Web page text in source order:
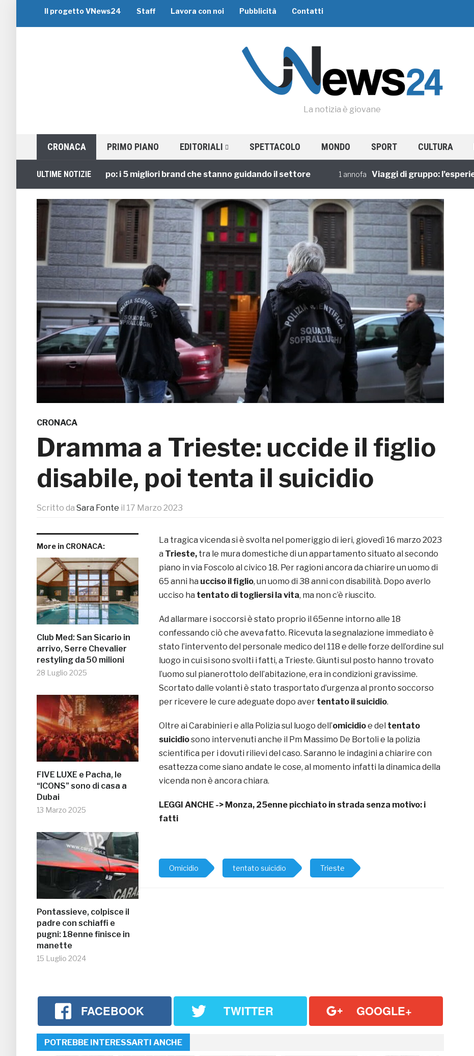
Il progetto VNews24 Staff Lavora con noi Pubblicità Contatti
La notizia è giovane
CRONACA PRIMO PIANO EDITORIALI SPETTACOLO MONDO SPORT CULTURA
ULTIME NOTIZIE
Viaggi di Gruppo: i 5 migliori brand che stanno guidando il settore 1 annofa Viaggi di gruppo: l’esperienza
CRONACA
Dramma a Trieste: uccide il figlio
disabile, poi tenta il suicidio
Scritto da Sara Fonte il 17 Marzo 2023
More in CRONACA:
Club Med: San Sicario in
arrivo, Serre Chevalier
restyling da 50 milioni
28 Luglio 2025
FIVE LUXE e Pacha, le
“ICONS” sono di casa a
Dubai
13 Marzo 2025
Pontassieve, colpisce il
padre con schiaffi e
pugni: 18enne finisce in
manette
15 Luglio 2024
La tragica vicenda si è svolta nel pomeriggio di ieri, giovedì 16 marzo 2023
a Trieste, tra le mura domestiche di un appartamento situato al secondo
piano in via Foscolo al civico 18. Per ragioni ancora da chiarire un uomo di
65 anni ha ucciso il figlio, un uomo di 38 anni con disabilità. Dopo averlo
ucciso ha tentato di togliersi la vita, ma non c’è riuscito.
Ad allarmare i soccorsi è stato proprio il 65enne intorno alle 18
confessando ciò che aveva fatto. Ricevuta la segnalazione immediato è
stato l’intervento del personale medico del 118 e delle forze dell’ordine sul
luogo in cui si sono svolti i fatti, a Trieste. Giunti sul posto hanno trovato
l’uomo sul pianerottolo dell’abitazione, era in condizioni gravissime.
Scortato dalle volanti è stato trasportato d’urgenza al pronto soccorso
per ricevere le cure adeguate dopo aver tentato il suicidio.
Oltre ai Carabinieri e alla Polizia sul luogo dell’omicidioe del tentato
suicidiosono intervenuti anche il Pm Massimo De Bortoli e la polizia
scientifica per i dovuti rilievi del caso. Saranno le indagini a chiarire con
esattezza come siano andate le cose, al momento infatti la dinamica della
vicenda non è ancora chiara.
LEGGI ANCHE -> Monza, 25enne picchiato in strada senza motivo: i
fatti
Omicidio tentato suicidio Trieste
FACEBOOK TWITTER GOOGLE+
POTREBBE INTERESSARTI ANCHE